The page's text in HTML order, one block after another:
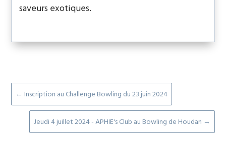
saveurs exotiques.
← Inscription au Challenge Bowling du 23 juin 2024
Jeudi 4 juillet 2024 - APHIE's Club au Bowling de Houdan →